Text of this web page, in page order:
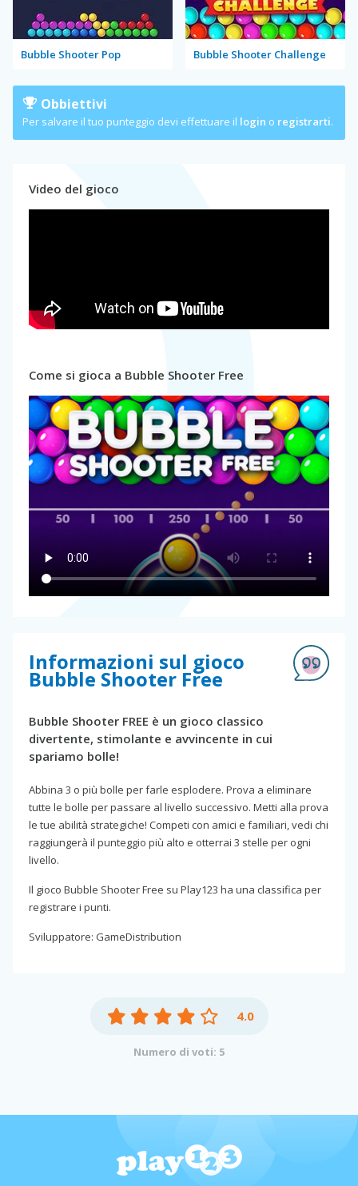
Bubble Shooter Pop Bubble Shooter Challenge
Obbiettivi
Per salvare il tuo punteggio devi effettuare il login o registrarti.
Video del gioco
Come si gioca a Bubble Shooter Free
Informazioni sul gioco
Bubble Shooter Free
Bubble Shooter FREE è un gioco classico
divertente, stimolante e avvincente in cui
spariamo bolle!
Abbina 3 o più bolle per farle esplodere. Prova a eliminare
tutte le bolle per passare al livello successivo. Metti alla prova
le tue abilità strategiche! Competi con amici e familiari, vedi chi
raggiungerà il punteggio più alto e otterrai 3 stelle per ogni
livello.
Il gioco Bubble Shooter Free su Play123 ha una classifica per
registrare i punti.
Sviluppatore: GameDistribution
4.0
Numero di voti: 5